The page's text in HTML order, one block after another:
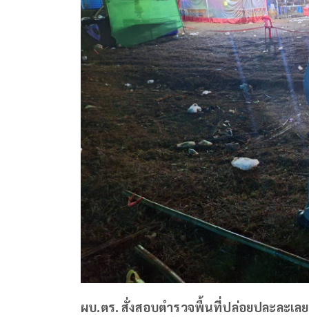
ผบ.ตร. สั่งสอบตำรวจพื้นที่ปล่อยปละละเล